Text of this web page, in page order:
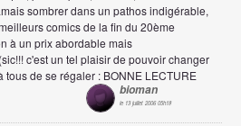
sombrer dans un pathos indigérable,
comics de la fin du 20ème
à un prix abordable mais
c'est un tel plaisir de pouvoir changer
de se régaler : BONNE LECTURE
bioman
le 13 juillet 2006 05h18